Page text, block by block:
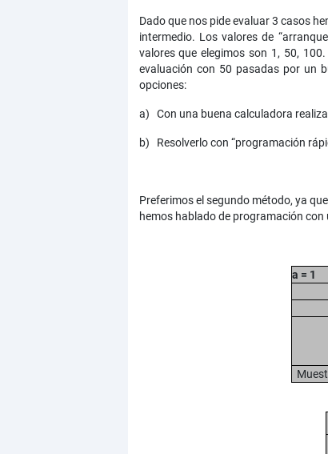
Dado que nos pide evaluar 3 casos
intermedio. Los valores de
valores que elegimos son 1, 50,
evaluación con 50 pasadas por un
opciones:
a) Con una buena calculadora
b) Resolverlo con “programación
Preferimos el segundo método, ya
hemos hablado de programación con
a = 1